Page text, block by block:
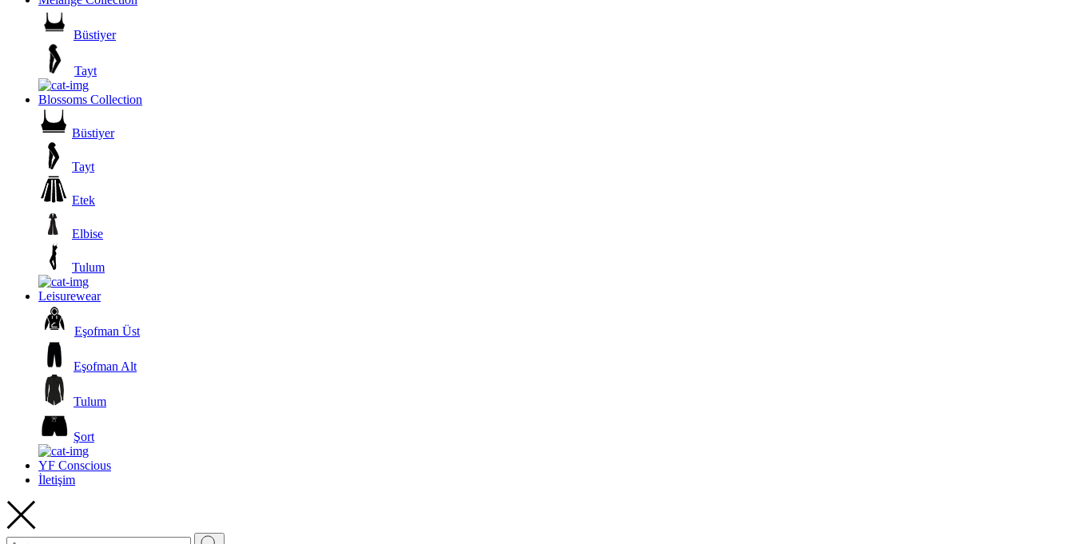
Büstiyer
Tayt
Blossoms Collection
Büstiyer
Tayt
Etek
Elbise
Tulum
Leisurewear
Eşofman Üst
Eşofman Alt
Tulum
Şort
YF Conscious
İletişim